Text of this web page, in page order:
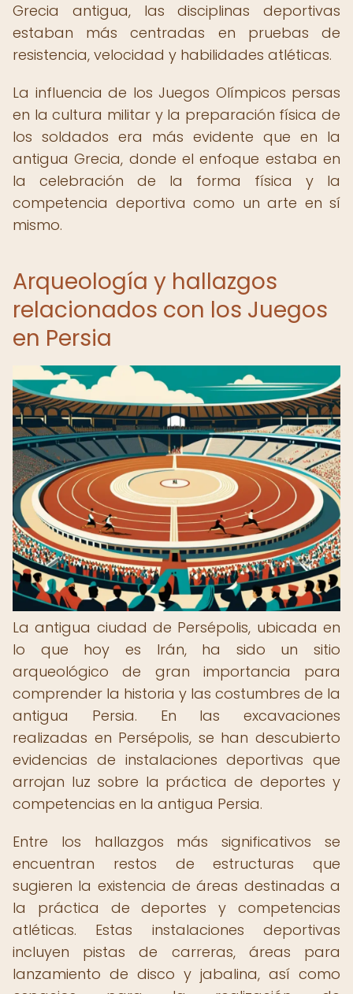
Grecia antigua, las disciplinas deportivas
estaban más centradas en pruebas de
resistencia, velocidad y habilidades atléticas.
La influencia de los Juegos Olímpicos persas
en la cultura militar y la preparación física de
los soldados era más evidente que en la
antigua Grecia, donde el enfoque estaba en
la celebración de la forma física y la
competencia deportiva como un arte en sí
mismo.
Arqueología y hallazgos
relacionados con los Juegos
en Persia
La antigua ciudad de Persépolis, ubicada en
lo que hoy es Irán, ha sido un sitio
arqueológico de gran importancia para
comprender la historia y las costumbres de la
antigua Persia. En las excavaciones
realizadas en Persépolis, se han descubierto
evidencias de instalaciones deportivas que
arrojan luz sobre la práctica de deportes y
competencias en la antigua Persia.
Entre los hallazgos más significativos se
encuentran restos de estructuras que
sugieren la existencia de áreas destinadas a
la práctica de deportes y competencias
atléticas. Estas instalaciones deportivas
incluyen pistas de carreras, áreas para
lanzamiento de disco y jabalina, así como